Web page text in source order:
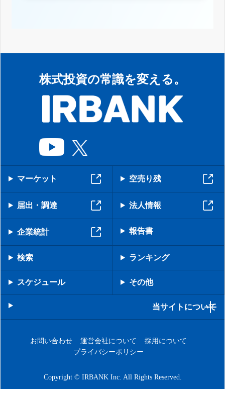
株式投資の常識を変える。
マーケット 空売り残
届出・調達 法人情報
企業統計 報告書
検索 ランキング
スケジュール その他
当サイトについて
お問い合わせ 運営会社について
採用について
プライバシーポリシー
Copyright © IRBANK Inc. All Rights Reserved.